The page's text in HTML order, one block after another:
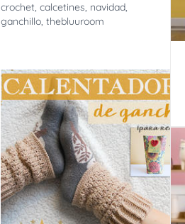
crochet,calcetines, navidad,
ganchillo,thebluuroom